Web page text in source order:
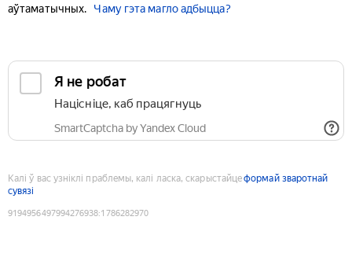
аўтаматычных.
Чаму гэта магло адбыцца?
Я не робат
Націсніце, каб працягнуць
SmartCaptcha by Yandex Cloud
Калі ў вас узніклі праблемы, калі ласка, скарыстайцеформай зваротнай
сувязі
9194956497994276938:1786282970